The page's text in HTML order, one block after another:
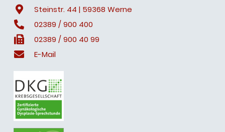
Steinstr. 44 | 59368 Werne
02389 / 900 400
02389 / 900 40 99
E-Mail